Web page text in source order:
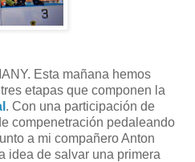
Esta mañana hemos
etapas que componen la
. Con una participación de
compenetración pedaleando
a mi compañero Anton
idea de salvar una primera